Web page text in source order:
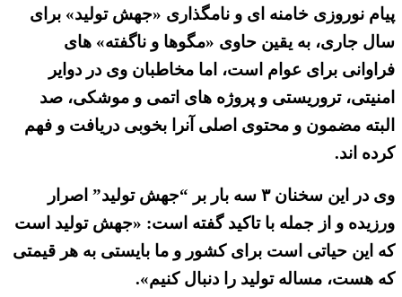
پیام نوروزی خامنه ای و نامگذاری «جهش تولید» برای
سال جاری، به یقین حاوی «مگوها و ناگفته» های
فراوانی برای عوام است، اما مخاطبان وی در دوایر
امنیتی، تروریستی و پروژه های اتمی و موشکی، صد
البته مضمون و محتوی اصلی آنرا بخوبی دریافت و فهم
کرده اند.
وی در این سخنان ۳ سه بار بر “جهش تولید” اصرار
ورزیده و از جمله با تاکید گفته است: «جهش تولید است
که این حیاتی است برای کشور و ما بایستی به هر قیمتی
که هست، مساله‌ تولید را دنبال کنیم».